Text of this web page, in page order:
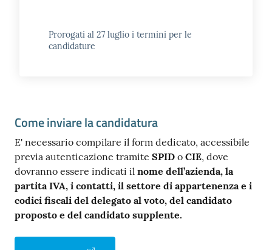
Prorogati al 27 luglio i termini per le
candidature
Come inviare la candidatura
E' necessario compilare il form dedicato, accessibile
previa autenticazione tramite SPID o CIE, dove
dovranno essere indicati il nome dell’azienda, la
partita IVA, i contatti, il settore di appartenenza e i
codici fiscali del delegato al voto, del candidato
proposto e del candidato supplente.